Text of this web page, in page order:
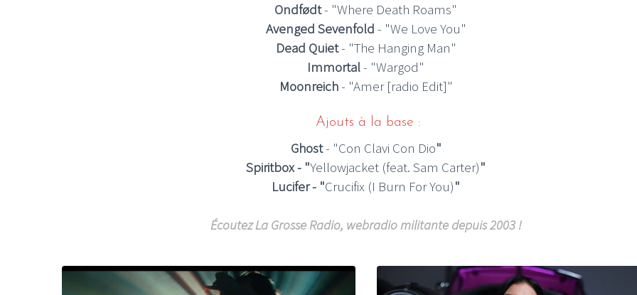
Ondfødt- "Where Death Roams"
Avenged Sevenfold - "We Love You"
Dead Quiet- "The Hanging Man"
Immortal- "Wargod"
Moonreich- "Amer [radio Edit]"
Ajouts à la base :
Ghost- "Con Clavi Con Dio"
Spiritbox - "Yellowjacket (feat. Sam Carter)"
Lucifer - "Crucifix (I Burn For You)"
Écoutez La Grosse Radio, webradio militante depuis 2003 !